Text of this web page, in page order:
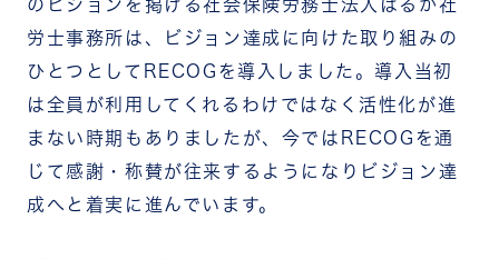
のビジョンを掲げる社会保険労務士法人はるか社
労士事務所は、ビジョン達成に向けた取り組みの
ひとつとしてRECOGを導入しました。導入当初
は全員が利用してくれるわけではなく活性化が進
まない時期もありましたが、今ではRECOGを通
じて感謝・称賛が往来するようになりビジョン達
成へと着実に進んでいます。